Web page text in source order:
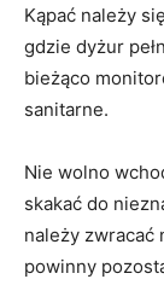
Kąpać należy
gdzie dyżur
bieżąco
sanitarne.
Nie wolno
skakać do
należy zwracać
powinny